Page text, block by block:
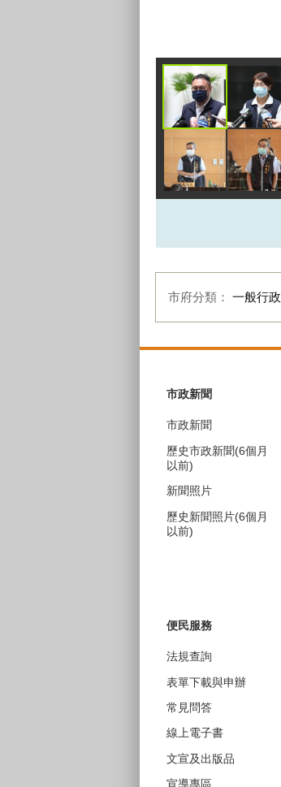
市府分類： 一般行政
市政新聞
市政新聞
歷史市政新聞(6個月
以前)
新聞照片
歷史新聞照片(6個月
以前)
便民服務
法規查詢
表單下載與申辦
常見問答
線上電子書
文宣及出版品
宣導專區